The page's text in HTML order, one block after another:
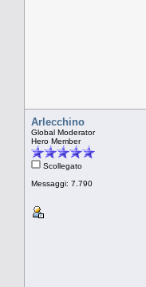
Arlecchino
Global Moderator
Hero Member
Scollegato
Messaggi: 7.790